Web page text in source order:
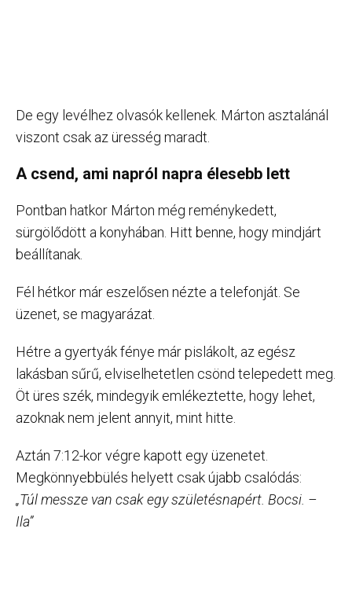
De egy levélhez olvasók kellenek. Márton asztalánál
viszont csak az üresség maradt.
A csend, ami napról napra élesebb lett
Pontban hatkor Márton még reménykedett,
sürgölődött a konyhában. Hitt benne, hogy mindjárt
beállítanak.
Fél hétkor már eszelősen nézte a telefonját. Se
üzenet, se magyarázat.
Hétre a gyertyák fénye már pislákolt, az egész
lakásban sűrű, elviselhetetlen csönd telepedett meg.
Öt üres szék, mindegyik emlékeztette, hogy lehet,
azoknak nem jelent annyit, mint hitte.
Aztán 7:12-kor végre kapott egy üzenetet.
Megkönnyebbülés helyett csak újabb csalódás:
„Túl messze van csak egy születésnapért. Bocsi. –
Ila”